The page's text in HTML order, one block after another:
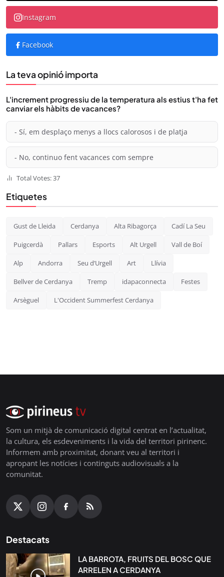
Instagram
Facebook
La teva opinió importa
L'increment progressiu de la temperatura als estius t'ha fet
canviar els hàbits de vacances?
- Sí, em desplaço menys a llocs calorosos i de platja
- No, continuo fent vacances com sempre
Total Votes: 37
Etiquetes
Gust de Lleida Cerdanya Alta Ribagorça Cadí La Seu
Puigcerdà Pallars Esports Alt Urgell Vall de Boí
Alp Andorra Seu d’Urgell Art Llívia
Bellver de Cerdanya Tremp idapaconnecta Festes
Arsèguel L'Occident Summerfest Cerdanya
Som un mitjà de comunicació digital centrat en l’actualitat,
la cultura, els esdeveniments i la vida del territori pirinenc.
Informem amb proximitat, donant veu al territori i
apropant les notícies i continguts audiovisuals a la
comunitat.
Destacats
LA BARROTA, FRUITS DEL BOSC QUE
ARRELEN A CERDANYA